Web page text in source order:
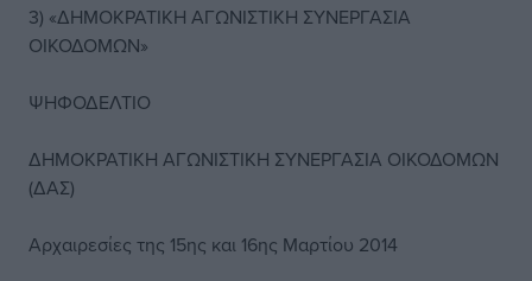
3) «ΔΗΜΟΚΡΑΤΙΚΗ ΑΓΩΝΙΣΤΙΚΗ ΣΥΝΕΡΓΑΣΙΑ
ΟΙΚΟΔΟΜΩΝ»
ΨΗΦΟΔΕΛΤΙΟ
ΔΗΜΟΚΡΑΤΙΚΗ ΑΓΩΝΙΣΤΙΚΗ ΣΥΝΕΡΓΑΣΙΑ ΟΙΚΟΔΟΜΩΝ
(ΔΑΣ)
Αρχαιρεσίες της 15ης και 16ης Μαρτίου 2014